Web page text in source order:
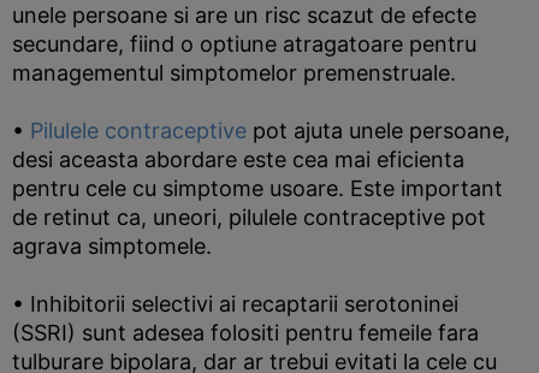
unele persoane si are un risc scazut de efecte
secundare, fiind o optiune atragatoare pentru
managementul simptomelor premenstruale.
• Pilulele contraceptive pot ajuta unele persoane,
desi aceasta abordare este cea mai eficienta
pentru cele cu simptome usoare. Este important
de retinut ca, uneori, pilulele contraceptive pot
agrava simptomele.
• Inhibitorii selectivi ai recaptarii serotoninei
(SSRI) sunt adesea folositi pentru femeile fara
tulburare bipolara, dar ar trebui evitati la cele cu